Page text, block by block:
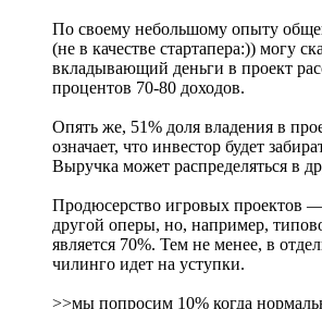
По своему небольшому опыту
(не в качестве стартапера:)) могу
вкладывающий деньги в проект
процентов 70-80 доходов.
Опять же, 51% доля владения в
означает, что инвестор будет
Выручка может распределяться в
Продюсерство игровых проектов
другой оперы, но, например,
является 70%. Тем не менее, в
чилинго идет на уступки.
>>мы попросим 10% когда